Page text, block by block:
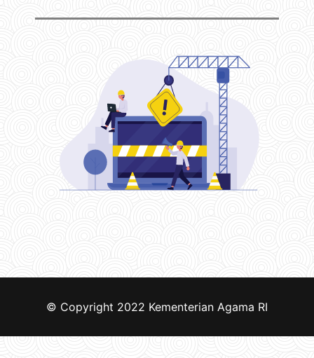
© Copyright 2022 Kementerian Agama RI